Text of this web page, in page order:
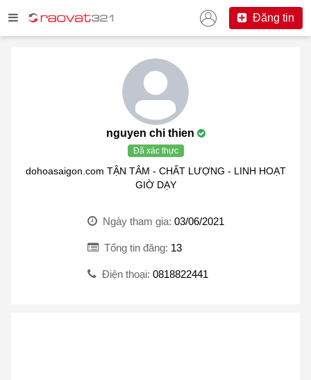
Đăng tin
nguyen chi thien
Đã xác thực
dohoasaigon.com TẬN TÂM - CHẤT LƯỢNG - LINH HOẠT
GIỜ DẠY
Ngày tham gia: 03/06/2021
Tổng tin đăng: 13
Điện thoại: 0818822441